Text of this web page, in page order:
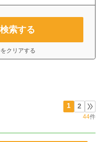
索する
クリアする
1 2
44件